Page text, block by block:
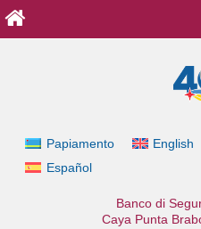
Papiamento English
Español
Banco di
Caya Punta